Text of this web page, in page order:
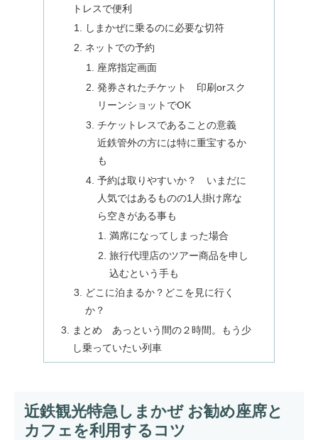
トレスで便利
しまかぜに乗るのに必要な切符
ネットでの予約
座席指定画面
発券されたチケット 印刷orスク
リーンショットでOK
チケットレスであることの意義
近鉄管外の方には特に重宝するか
も
予約は取りやすいか？ いまだに
人気ではあるものの1人掛け席な
ら空きがある事も
満席になってしまった場合
旅行代理店のツアー商品を申し
込むという手も
どこに泊まるか？どこを見に行く
か？
まとめ あっという間の２時間。もう少
し乗っていたい列車
近鉄観光特急しまかぜ お勧め座席と
カフェを利用するコツ